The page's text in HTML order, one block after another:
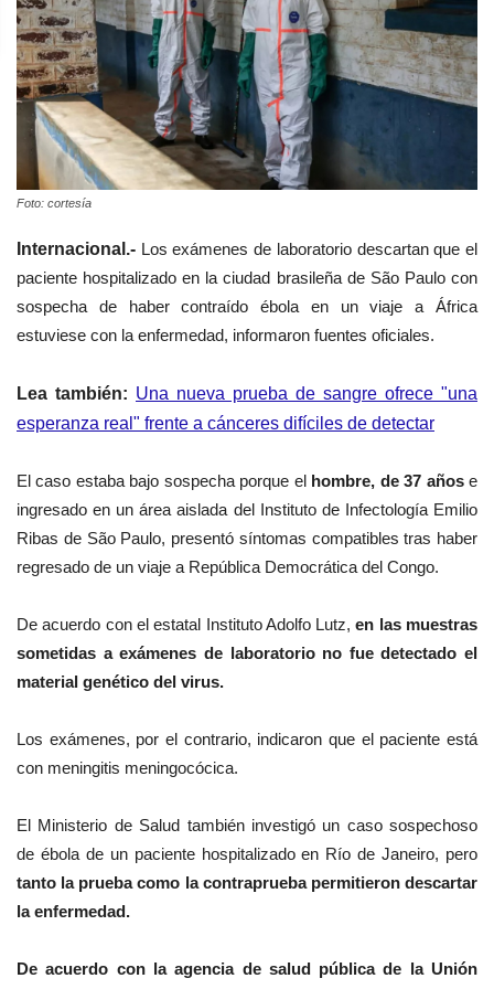
Foto: cortesía
Internacional.- Los exámenes de laboratorio descartan que el
paciente hospitalizado en la ciudad brasileña de São Paulo con
sospecha de haber contraído ébola en un viaje a África
estuviese con la enfermedad, informaron fuentes oficiales.
Lea también: Una nueva prueba de sangre ofrece "una
esperanza real" frente a cánceres difíciles de detectar
El caso estaba bajo sospecha porque el hombre, de 37 añose
ingresado en un área aislada del Instituto de Infectología Emilio
Ribas de São Paulo, presentó síntomas compatibles tras haber
regresado de un viaje a República Democrática del Congo.
De acuerdo con el estatal Instituto Adolfo Lutz, en las muestras
sometidas a exámenes de laboratorio no fue detectado el
material genético del virus.
Los exámenes, por el contrario, indicaron que el paciente está
con meningitis meningocócica.
El Ministerio de Salud también investigó un caso sospechoso
de ébola de un paciente hospitalizado en Río de Janeiro, pero
tanto la prueba como la contraprueba permitieron descartar
la enfermedad.
De acuerdo con la agencia de salud pública de la Unión